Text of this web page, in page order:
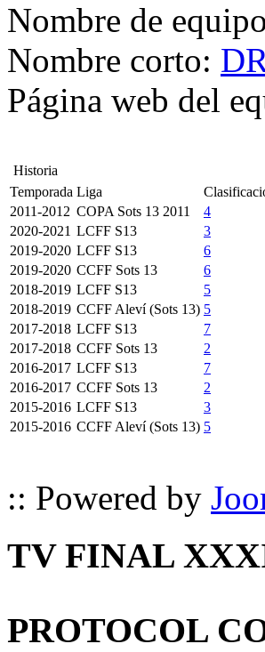
Nombre de equipo
Nombre corto:
Página web del
Historia
Temporada Liga
2011-2012 COPA Sots 13 2011 4
2020-2021 LCFF S13 3
2019-2020 LCFF S13 6
2019-2020 CCFF Sots 13 6
2018-2019 LCFF S13 5
2018-2019 CCFF Aleví (Sots 13) 5
2017-2018 LCFF S13 7
2017-2018 CCFF Sots 13 2
2016-2017 LCFF S13 7
2016-2017 CCFF Sots 13 2
2015-2016 LCFF S13 3
2015-2016 CCFF Aleví (Sots 13) 5
:: Powered by
TV FINAL
PROTOCOL